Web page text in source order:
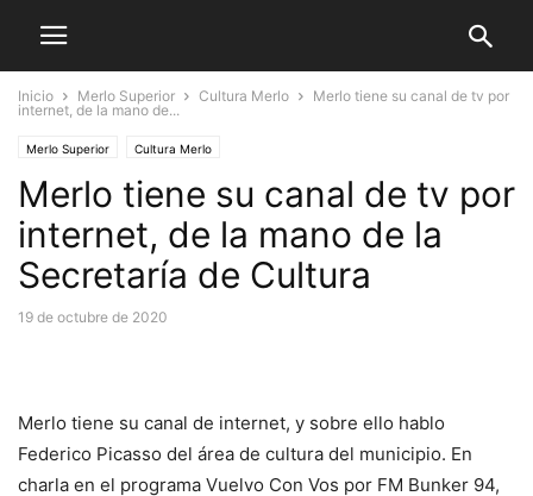
Inicio Merlo Superior Cultura Merlo
Merlo tiene su canal de tv por
internet, de la mano de...
Merlo Superior Cultura Merlo
Merlo tiene su canal de tv por
internet, de la mano de la
Secretaría de Cultura
19 de octubre de 2020
Merlo tiene su canal de internet, y sobre ello hablo
Federico Picasso del área de cultura del municipio. En
charla en el programa Vuelvo Con Vos por FM Bunker 94,